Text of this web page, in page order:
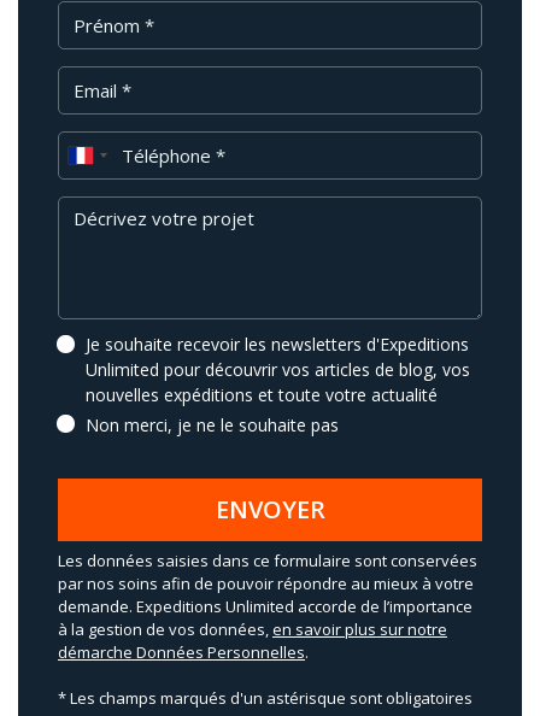
Prénom
Téléphone
Message
Je souhaite recevoir les newsletters d'Expeditions
Unlimited pour découvrir vos articles de blog, vos
nouvelles expéditions et toute votre actualité
Non merci, je ne le souhaite pas
ENVOYER
Les données saisies dans ce formulaire sont conservées
par nos soins afin de pouvoir répondre au mieux à votre
demande. Expeditions Unlimited accorde de l’importance
à la gestion de vos données,en savoir plus sur notre
démarche Données Personnelles.
* Les champs marqués d'un astérisque sont obligatoires